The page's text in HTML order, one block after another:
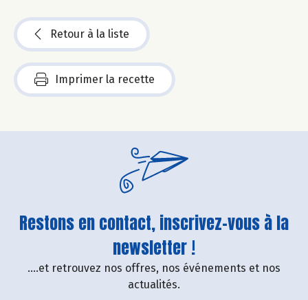
Retour à la liste
Imprimer la recette
Restons en contact, inscrivez-vous à la
newsletter !
....et retrouvez nos offres, nos événements et nos
actualités.